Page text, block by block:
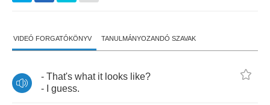
VIDEÓ FORGATÓKÖNYV TANULMÁNYOZANDÓ SZAVAK
- That's what it looks like?
-
guess.